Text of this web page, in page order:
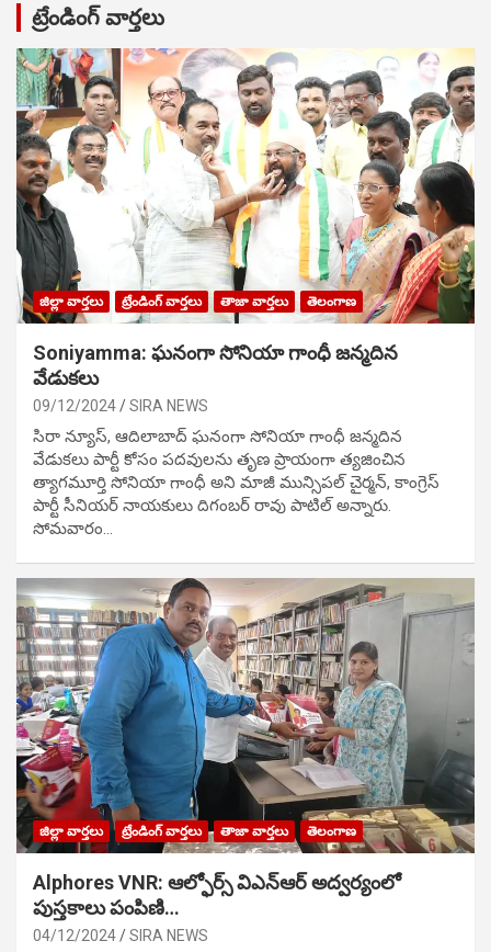
ట్రేండింగ్ వార్తలు
జిల్లా వార్తలు ట్రేండింగ్ వార్తలు తాజా వార్తలు తెలంగాణ
Soniyamma: ఘ‌నంగా సోనియా గాంధీ జ‌న్మ‌దిన
వేడుక‌లు
09/12/2024 SIRA NEWS
సిరా న్యూస్, ఆదిలాబాద్ ఘ‌నంగా సోనియా గాంధీ జ‌న్మ‌దిన
వేడుక‌లు పార్టీ కోసం ప‌ద‌వుల‌ను తృణ ప్రాయంగా త్య‌జించిన
త్యాగమూర్తి సోనియా గాంధీ అని మాజీ మున్సిప‌ల్ చైర్మ‌న్, కాంగ్రెస్
పార్టీ సీనియ‌ర్ నాయ‌కులు దిగంబ‌ర్ రావు పాటిల్ అన్నారు.
సోమవారం…
జిల్లా వార్తలు ట్రేండింగ్ వార్తలు తాజా వార్తలు తెలంగాణ
Alphores VNR: ఆల్ఫోర్స్ విఎన్ఆర్ అద్వర్యంలో
పుస్తకాలు పంపిణి…
04/12/2024 SIRA NEWS